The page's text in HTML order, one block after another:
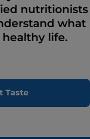
nutritionists
what
life.
Taste